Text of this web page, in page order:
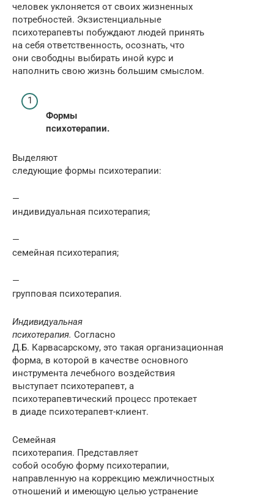
человек уклоняется от своих жизненных
потребностей. Экзистенциальные
психотерапевты побуждают людей принять
на себя ответственность, осознать, что
они свободны выбирать иной курс и
наполнить свою жизнь большим смыслом.
Формы
психотерапии.
Выделяют
следующие формы психотерапии:
—
индивидуальная психотерапия;
—
семейная психотерапия;
—
групповая психотерапия.
Индивидуальная
психотерапия. Согласно
Д.Б. Карвасарскому, это такая организационная
форма, в которой в качестве основного
инструмента лечебного воздействия
выступает психотерапевт, а
психотерапевтический процесс протекает
в диаде психотерапевт-клиент.
Семейная
психотерапия. Представляет
собой особую форму психотерапии,
направленную на коррекцию межличностных
отношений и имеющую целью устранение